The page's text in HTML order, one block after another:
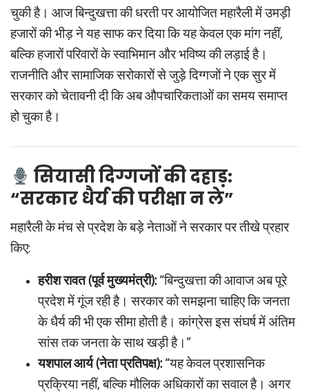
चुकी है। आज बिन्दुखत्ता की धरती पर आयोजित महारैली में उमड़ी
हजारों की भीड़ ने यह साफ कर दिया कि यह केवल एक मांग नहीं,
बल्कि हजारों परिवारों के स्वाभिमान और भविष्य की लड़ाई है।
राजनीति और सामाजिक सरोकारों से जुड़े दिग्गजों ने एक सुर में
सरकार को चेतावनी दी कि अब औपचारिकताओं का समय समाप्त
हो चुका है।
सियासी दिग्गजों की दहाड़:
“सरकार धैर्य की परीक्षा न ले”
महारैली के मंच से प्रदेश के बड़े नेताओं ने सरकार पर तीखे प्रहार
किए:
हरीश रावत (पूर्व मुख्यमंत्री): “बिन्दुखत्ता की आवाज अब पूरे
प्रदेश में गूंज रही है। सरकार को समझना चाहिए कि जनता
के धैर्य की भी एक सीमा होती है। कांग्रेस इस संघर्ष में अंतिम
सांस तक जनता के साथ खड़ी है।”
यशपाल आर्य (नेता प्रतिपक्ष): “यह केवल प्रशासनिक
प्रक्रिया नहीं, बल्कि मौलिक अधिकारों का सवाल है। अगर